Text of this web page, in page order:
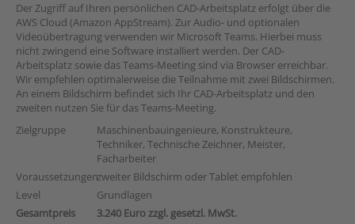
Der Zugriff auf Ihren persönlichen CAD-Arbeitsplatz erfolgt über die
AWS Cloud (Amazon AppStream). Zur Audio- und optionalen
Videoübertragung verwenden wir Microsoft Teams. Hierbei muss
nicht zwingend eine Software installiert werden. Der CAD-
Arbeitsplatz sowie das Teams-Meeting sind via Browser erreichbar.
Wir empfehlen optimalerweise die Teilnahme mit zwei Bildschirmen.
An einem Bildschirm befindet sich Ihr CAD-Arbeitsplatz und den
zweiten nutzen Sie für das Teams-Meeting.
Zielgruppe
Maschinenbauingenieure, Konstrukteure,
Techniker, Technische Zeichner, Meister,
Facharbeiter
Voraussetzungenzweiter Bildschirm oder Tablet empfohlen
Level
Grundlagen
Gesamtpreis
3.240 Euro zzgl. gesetzl. MwSt.